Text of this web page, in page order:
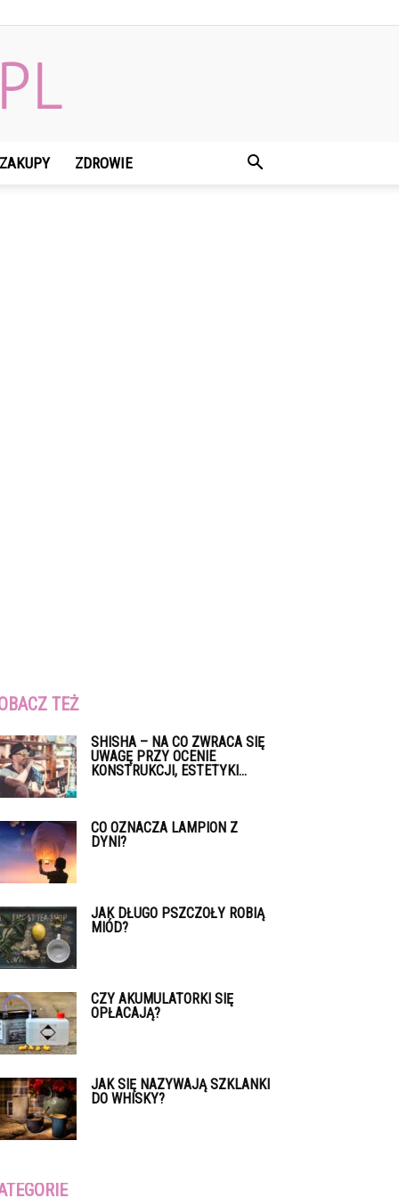
ZAKUPY ZDROWIE
TEŻ
SHISHA – NA CO ZWRACA SIĘ
UWAGĘ PRZY OCENIE
KONSTRUKCJI, ESTETYKI...
CO OZNACZA LAMPION Z
DYNI?
JAK DŁUGO PSZCZOŁY ROBIĄ
MIÓD?
CZY AKUMULATORKI SIĘ
OPŁACAJĄ?
JAK SIĘ NAZYWAJĄ SZKLANKI
DO WHISKY?